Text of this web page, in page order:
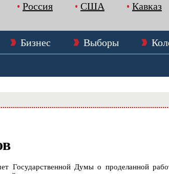
Россия США Кавказ
Бизнес Выборы
Государственной Думы о проделанной